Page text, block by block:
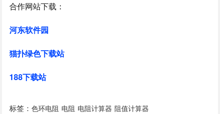
合作网站下载：
河东软件园
猫扑绿色下载站
188下载站
标签：色环电阻 电阻 电阻计算器 阻值计算器